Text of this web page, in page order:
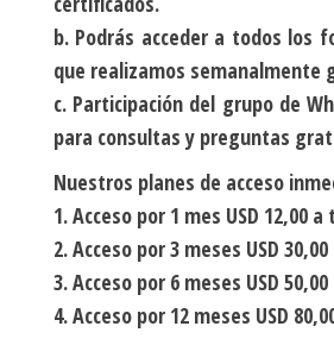
b. Podrás acceder a todos los
que realizamos semanalmente
c. Participación del grupo de
para consultas y preguntas
Nuestros planes de acceso
1. Acceso por 1 mes USD 12,00 a
2. Acceso por 3 meses USD
3. Acceso por 6 meses USD
4. Acceso por 12 meses USD